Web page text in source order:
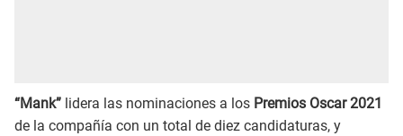
“Mank” lidera las nominaciones a los Premios Oscar 2021
de la compañía con un total de diez candidaturas, y